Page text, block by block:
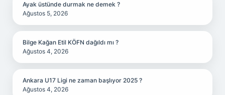
Ayak üstünde durmak ne demek ?
Ağustos 5, 2026
Bilge Kağan Etil KÖFN dağıldı mı ?
Ağustos 4, 2026
Ankara U17 Ligi ne zaman başlıyor 2025 ?
Ağustos 4, 2026